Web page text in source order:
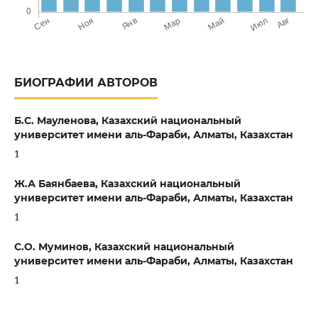
БИОГРАФИИ АВТОРОВ
Б.С. Мауленова, Казахский национальный
университет имени аль-Фараби, Алматы, Казахстан
1
Ж.А Баянбаева, Казахский национальный
университет имени аль-Фараби, Алматы, Казахстан
1
С.О. Муминов, Казахский национальный
университет имени аль-Фараби, Алматы, Казахстан
1